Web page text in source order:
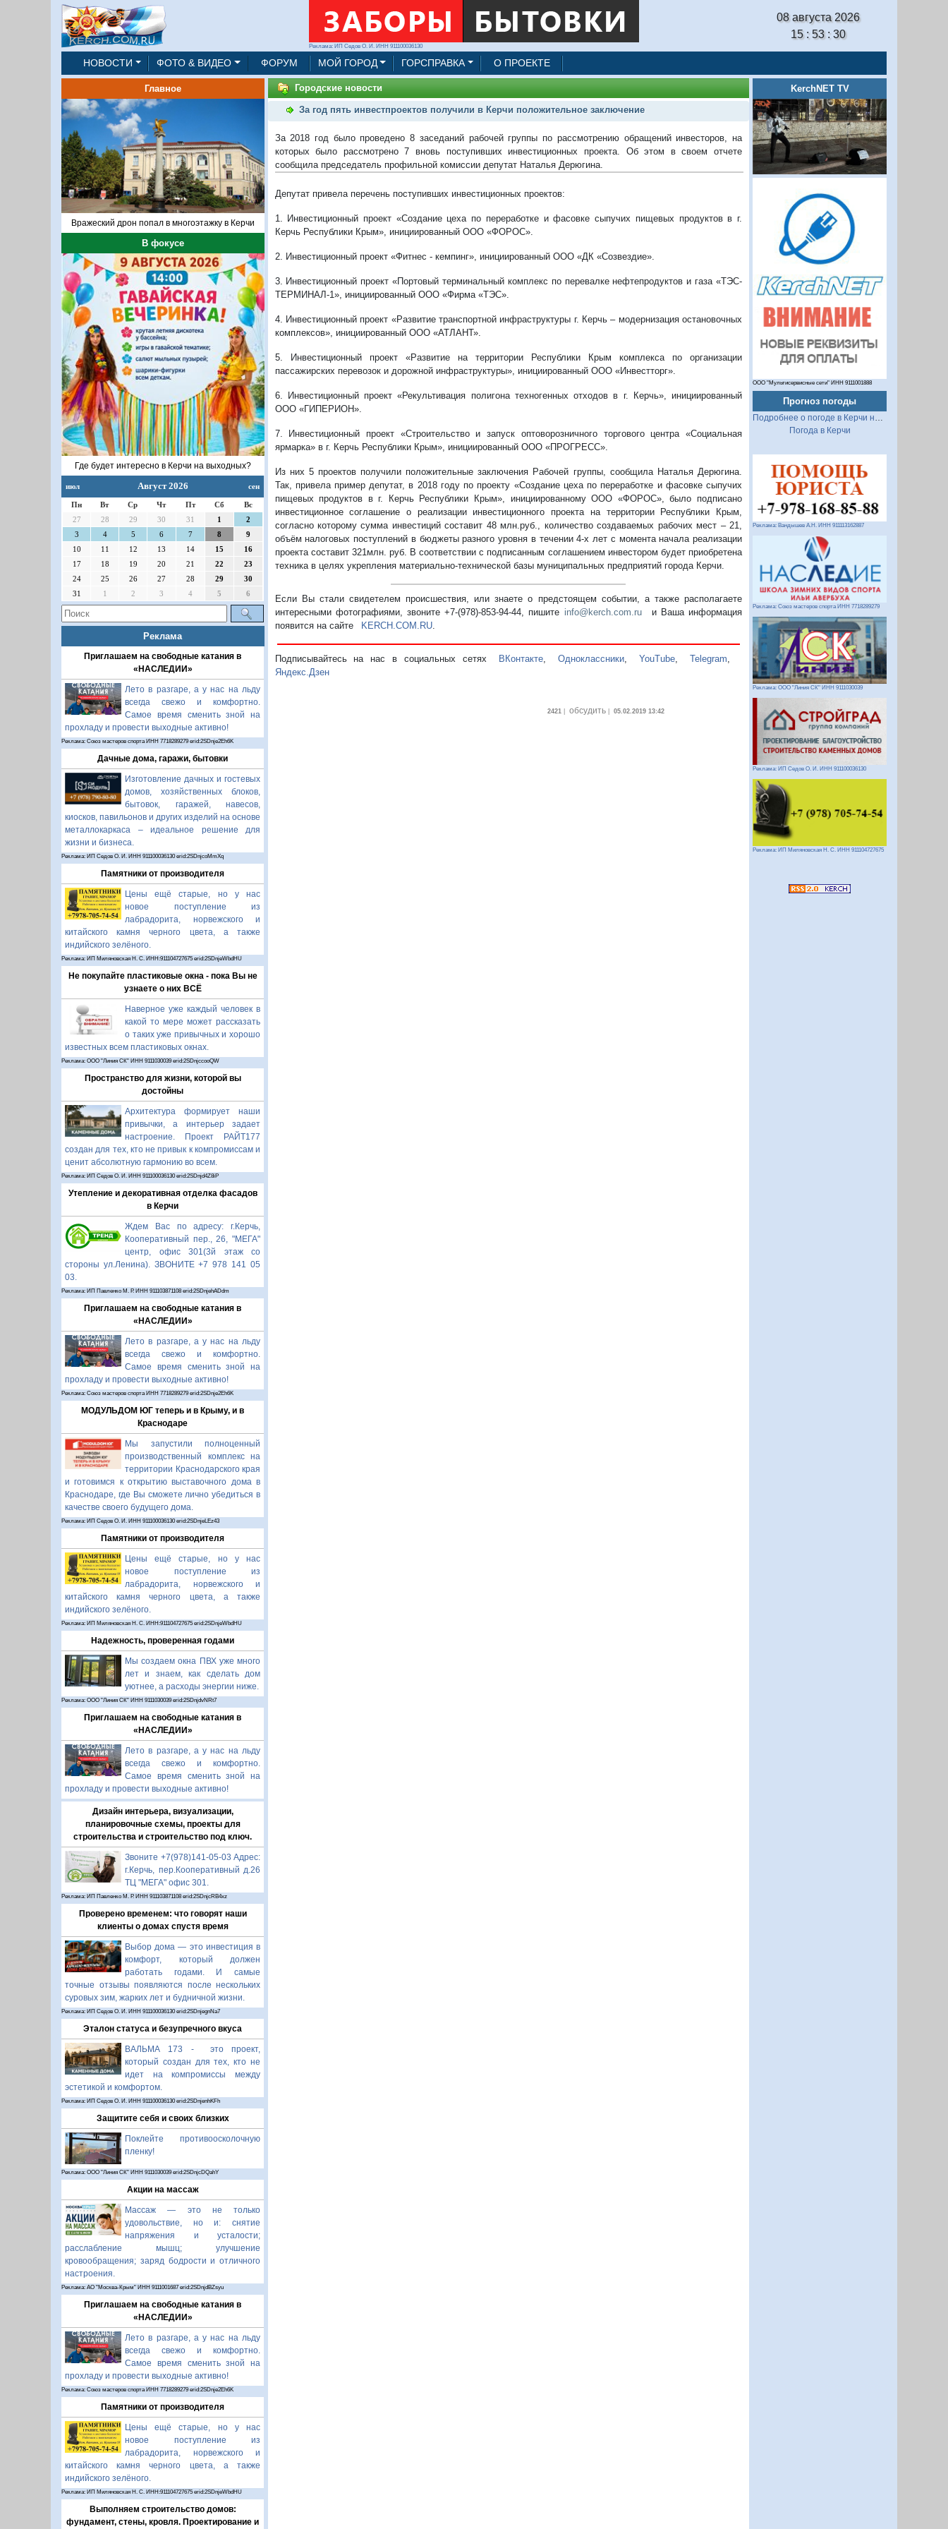
Реклама: ИП Седов О. И. ИНН 911100036130
08 августа 2026
15 : 53 : 31
НОВОСТИ ФОТО & ВИДЕО ФОРУМ МОЙ ГОРОД ГОРСПРАВКА О ПРОЕКТЕ
Главное
Вражеский дрон попал в многоэтажку в Керчи
В фокусе
Где будет интересно в Керчи на выходных?
июл Август 2026 сен
Пн Вт Ср Чт Пт Сб
Вс
27
28 29 30 31 1
2
3
4 5 6 7 8
9
10
11 12 13 14 15
16
17
18 19 20 21 22
23
24
25 26 27 28 29
30
31
1 2 3 4 5 6
Реклама
Приглашаем на свободные катания в
«НАСЛЕДИИ»
Лето в разгаре, а у нас на льду
всегда свежо и комфортно.
Самое время сменить зной на
прохладу и провести выходные активно!
Реклама: Союз мастеров спорта ИНН 7718289279 erid:2SDnje2Eh6K
Дачные дома, гаражи, бытовки
Изготовление дачных и гостевых
домов, хозяйственных блоков,
бытовок, гаражей, навесов,
киосков, павильонов и других изделий на основе
металлокаркаса – идеальное решение для
жизни и бизнеса.
Реклама: ИП Седов О. И. ИНН 911100036130 erid:2SDnjcoMmXq
Памятники от производителя
Цены ещё старые, но у нас
новое поступление из
лабрадорита, норвежского и
китайского камня черного цвета, а также
индийского зелёного.
Реклама: ИП Миляновская Н. С. ИНН:911104727675 erid:2SDnjeWbdHU
Не покупайте пластиковые окна - пока Вы не
узнаете о них ВСЁ
Наверное уже каждый человек в
какой то мере может рассказать
о таких уже привычных и хорошо
известных всем пластиковых окнах.
Реклама: ООО "Линия СК" ИНН 9111030039 erid:2SDnjccooQW
Пространство для жизни, которой вы
достойны
Архитектура формирует наши
привычки, а интерьер задает
настроение. Проект РАЙТ177
создан для тех, кто не привык к компромиссам и
ценит абсолютную гармонию во всем.
Реклама: ИП Седов О. И. ИНН 911100036130 erid:2SDnjd4Z8iP
Утепление и декоративная отделка фасадов
в Керчи
Ждем Вас по адресу: г.Керчь,
Кооперативный пер., 26, "МЕГА"
центр, офис 301(3й этаж со
стороны ул.Ленина). ЗВОНИТЕ +7 978 141 05
03.
Реклама: ИП Павленко М. Р. ИНН 911103871108 erid:2SDnjehADdm
Приглашаем на свободные катания в
«НАСЛЕДИИ»
Лето в разгаре, а у нас на льду
всегда свежо и комфортно.
Самое время сменить зной на
прохладу и провести выходные активно!
Реклама: Союз мастеров спорта ИНН 7718289279 erid:2SDnje2Eh6K
МОДУЛЬДОМ ЮГ теперь и в Крыму, и в
Краснодаре
Мы запустили полноценный
производственный комплекс на
территории Краснодарского края
и готовимся к открытию выставочного дома в
Краснодаре, где Вы сможете лично убедиться в
качестве своего будущего дома.
Реклама: ИП Седов О. И. ИНН 911100036130 erid:2SDnjeLEz43
Памятники от производителя
Цены ещё старые, но у нас
новое поступление из
лабрадорита, норвежского и
китайского камня черного цвета, а также
индийского зелёного.
Реклама: ИП Миляновская Н. С. ИНН:911104727675 erid:2SDnjeWbdHU
Надежность, проверенная годами
Мы создаем окна ПВХ уже много
лет и знаем, как сделать дом
уютнее, а расходы энергии ниже.
Реклама: ООО "Линия СК" ИНН 9111030039 erid:2SDnjdvNRt7
Приглашаем на свободные катания в
«НАСЛЕДИИ»
Лето в разгаре, а у нас на льду
всегда свежо и комфортно.
Самое время сменить зной на
прохладу и провести выходные активно!
Дизайн интерьера, визуализации,
планировочные схемы, проекты для
строительства и строительство под ключ.
Звоните +7(978)141-05-03 Адрес:
г.Керчь, пер.Кооперативный д.26
ТЦ "МЕГА" офис 301.
Реклама: ИП Павленко М. Р. ИНН 911103871108 erid:2SDnjcRB4xz
Проверено временем: что говорят наши
клиенты о домах спустя время
Выбор дома — это инвестиция в
комфорт, который должен
работать годами. И самые
точные отзывы появляются после нескольких
суровых зим, жарких лет и будничной жизни.
Реклама: ИП Седов О. И. ИНН 911100036130 erid:2SDnjegnNa7
Эталон статуса и безупречного вкуса
ВАЛЬМА 173 - это проект,
который создан для тех, кто не
идет на компромиссы между
эстетикой и комфортом.
Реклама: ИП Седов О. И. ИНН 911100036130 erid:2SDnjenhKFh
Защитите себя и своих близких
Поклейте противоосколочную
пленку!
Реклама: ООО "Линия СК" ИНН 9111030039 erid:2SDnjcDQahY
Акции на массаж
Массаж — это не только
удовольствие, но и: снятие
напряжения и усталости;
расслабление мышц; улучшение
кровообращения; заряд бодрости и отличного
настроения.
Реклама: АО "Москва-Крым" ИНН 9111001687 erid:2SDnjdBZsyu
Приглашаем на свободные катания в
«НАСЛЕДИИ»
Лето в разгаре, а у нас на льду
всегда свежо и комфортно.
Самое время сменить зной на
прохладу и провести выходные активно!
Реклама: Союз мастеров спорта ИНН 7718289279 erid:2SDnje2Eh6K
Памятники от производителя
Цены ещё старые, но у нас
новое поступление из
лабрадорита, норвежского и
китайского камня черного цвета, а также
индийского зелёного.
Реклама: ИП Миляновская Н. С. ИНН:911104727675 erid:2SDnjeWbdHU
Выполняем строительство домов:
фундамент, стены, кровля. Проектирование и
Городские новости
За год пять инвестпроектов получили в Керчи положительное заключение
За 2018 год было проведено 8 заседаний рабочей группы по рассмотрению обращений инвесторов, на
которых было рассмотрено 7 вновь поступивших инвестиционных проекта. Об этом в своем отчете
сообщила председатель профильной комиссии депутат Наталья Дерюгина.
Депутат привела перечень поступивших инвестиционных проектов:
1. Инвестиционный проект «Создание цеха по переработке и фасовке сыпучих пищевых продуктов в г.
Керчь Республики Крым», инициированный ООО «ФОРОС».
2. Инвестиционный проект «Фитнес - кемпинг», инициированный ООО «ДК «Созвездие».
3. Инвестиционный проект «Портовый терминальный комплекс по перевалке нефтепродуктов и газа «ТЭС-
ТЕРМИНАЛ-1», инициированный ООО «Фирма «ТЭС».
4. Инвестиционный проект «Развитие транспортной инфраструктуры г. Керчь – модернизация остановочных
комплексов», инициированный ООО «АТЛАНТ».
5. Инвестиционный проект «Развитие на территории Республики Крым комплекса по организации
пассажирских перевозок и дорожной инфраструктуры», инициированный ООО «Инвестторг».
6. Инвестиционный проект «Рекультивация полигона техногенных отходов в г. Керчь», инициированный
ООО «ГИПЕРИОН».
7. Инвестиционный проект «Строительство и запуск оптоворозничного торгового центра «Социальная
ярмарка» в г. Керчь Республики Крым», инициированный ООО «ПРОГРЕСС».
Из них 5 проектов получили положительные заключения Рабочей группы, сообщила Наталья Дерюгина.
Так, привела пример депутат, в 2018 году по проекту «Создание цеха по переработке и фасовке сыпучих
пищевых продуктов в г. Керчь Республики Крым», инициированному ООО «ФОРОС», было подписано
инвестиционное соглашение о реализации инвестиционного проекта на территории Республики Крым,
согласно которому сумма инвестиций составит 48 млн.руб., количество создаваемых рабочих мест – 21,
объём налоговых поступлений в бюджеты разного уровня в течении 4-х лет с момента начала реализации
проекта составит 321млн. руб. В соответствии с подписанным соглашением инвестором будет приобретена
техника в целях укрепления материально-технической базы муниципальных предприятий города Керчи.
Если Вы стали свидетелем происшествия, или знаете о предстоящем событии, а также располагаете
интересными фотографиями, звоните +7-(978)-853-94-44, пишите info@kerch.com.ru и Ваша информация
появится на сайте KERCH.COM.RU.
Подписывайтесь на нас в социальных сетях ВКонтакте Одноклассники ,YouTube ,Telegram
Яндекс.Дзен
2421 обсудить| 05.02.2019 13:42
KerchNET TV
ООО "Мультисервисные сети" ИНН 9111001888
Прогноз погоды
Подробнее о погоде в Керчи на 2 недели
Погода в Керчи
Реклама: Вандышев А.Н. ИНН 911113162887
Реклама: Союз мастеров спорта ИНН 7718289279
Реклама: ООО "Линия СК" ИНН 9111030039
Реклама: ИП Седов О. И. ИНН 911100036130
Реклама: ИП Миляновская Н. С. ИНН 911104727675